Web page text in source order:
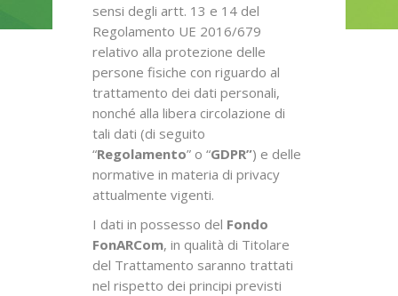
sensi degli artt. 13 e 14 del
Regolamento UE 2016/679
relativo alla protezione delle
persone fisiche con riguardo al
trattamento dei dati personali,
nonché alla libera circolazione di
tali dati (di seguito
“Regolamento” o “GDPR”) e delle
normative in materia di privacy
attualmente vigenti.
I dati in possesso del Fondo
FonARCom, in qualità di Titolare
del Trattamento saranno trattati
nel rispetto dei principi previsti